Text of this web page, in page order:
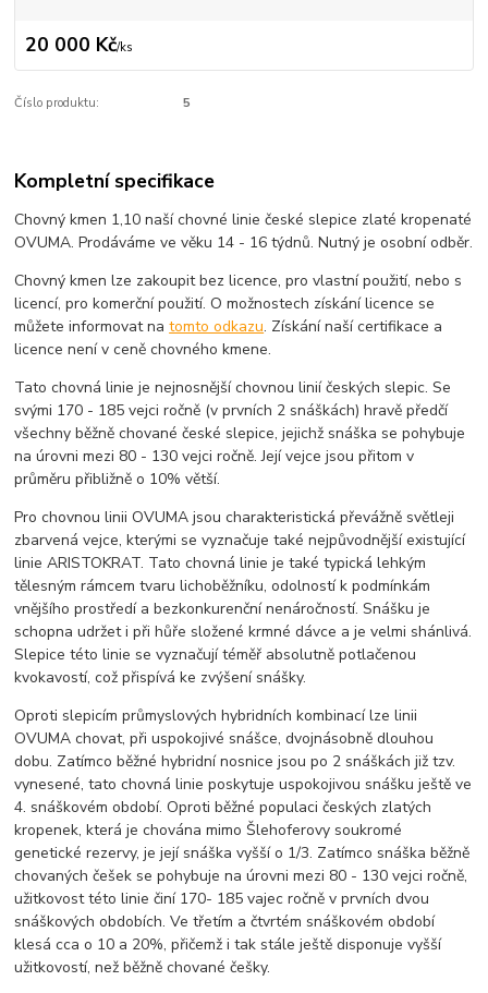
20 000 Kč/ks
Číslo produktu: 5
Kompletní specifikace
Chovný kmen 1,10 naší chovné linie české slepice zlaté kropenaté
OVUMA. Prodáváme ve věku 14 - 16 týdnů. Nutný je osobní odběr.
Chovný kmen lze zakoupit bez licence, pro vlastní použití, nebo s
licencí, pro komerční použití. O možnostech získání licence se
můžete informovat natomto odkazu. Získání naší certifikace a
licence není v ceně chovného kmene.
Tato chovná linie je nejnosnější chovnou linií českých slepic. Se
svými 170 - 185 vejci ročně (v prvních 2 snáškách) hravě předčí
všechny běžně chované české slepice, jejichž snáška se pohybuje
na úrovni mezi 80 - 130 vejci ročně. Její vejce jsou přitom v
průměru přibližně o 10% větší.
Pro chovnou linii OVUMA jsou charakteristická převážně světleji
zbarvená vejce, kterými se vyznačuje také nejpůvodnější existující
linie ARISTOKRAT. Tato chovná linie je také typická lehkým
tělesným rámcem tvaru lichoběžníku, odolností k podmínkám
vnějšího prostředí a bezkonkurenční nenáročností. Snášku je
schopna udržet i při hůře složené krmné dávce a je velmi shánlivá.
Slepice této linie se vyznačují téměř absolutně potlačenou
kvokavostí, což přispívá ke zvýšení snášky.
Oproti slepicím průmyslových hybridních kombinací lze linii
OVUMA chovat, při uspokojivé snášce, dvojnásobně dlouhou
dobu. Zatímco běžné hybridní nosnice jsou po 2 snáškách již tzv.
vynesené, tato chovná linie poskytuje uspokojivou snášku ještě ve
4. snáškovém období. Oproti běžné populaci českých zlatých
kropenek, která je chována mimo Šlehoferovy soukromé
genetické rezervy, je její snáška vyšší o 1/3. Zatímco snáška běžně
chovaných češek se pohybuje na úrovni mezi 80 - 130 vejci ročně,
užitkovost této linie činí 170- 185 vajec ročně v prvních dvou
snáškových obdobích. Ve třetím a čtvrtém snáškovém období
klesá cca o 10 a 20%, přičemž i tak stále ještě disponuje vyšší
užitkovostí, než běžně chované češky.